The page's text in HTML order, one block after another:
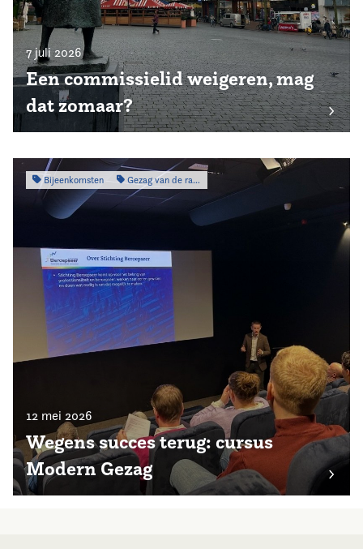
7 juli 2026
Een commissielid weigeren, mag
dat zomaar?
Bijeenkomsten Gezag van de raad
12 mei 2026
Wegens succes terug: cursus
Modern Gezag